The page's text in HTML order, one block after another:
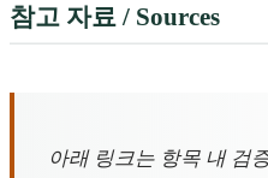
참고 자료 / Sources
아래 링크는 항목 내 검